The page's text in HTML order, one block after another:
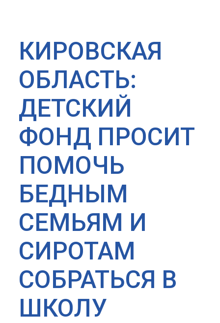
КИРОВСКАЯ
ОБЛАСТЬ:
ДЕТСКИЙ
ФОНД ПРОСИТ
ПОМОЧЬ
БЕДНЫМ
СЕМЬЯМ И
СИРОТАМ
СОБРАТЬСЯ В
ШКОЛУ